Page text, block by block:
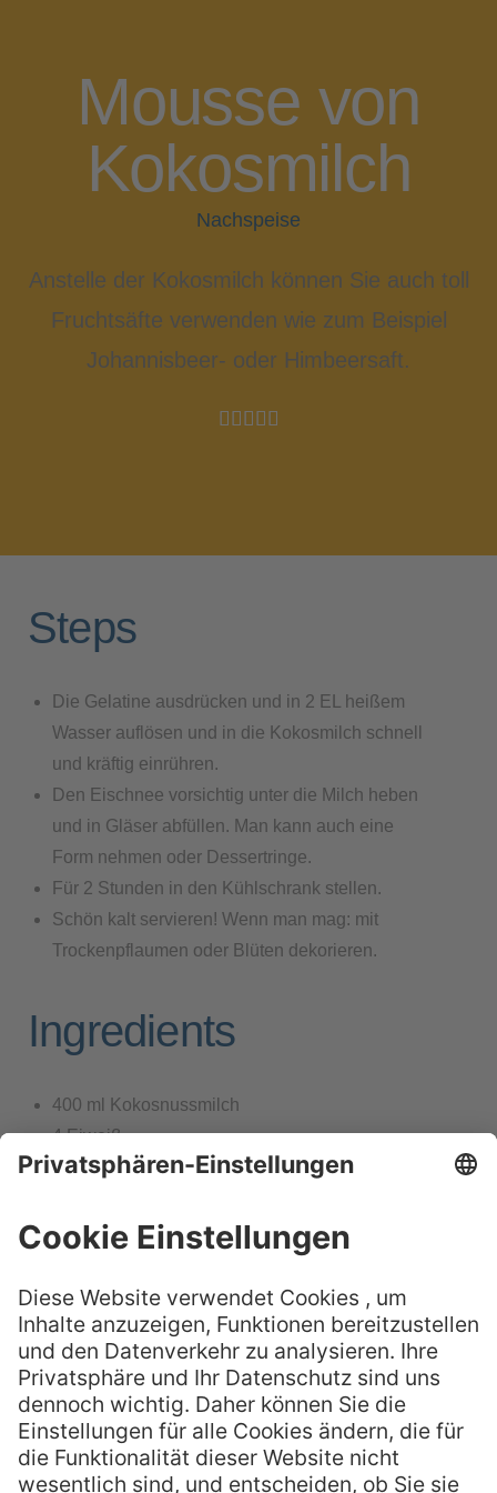
Mousse von
Kokosmilch
Nachspeise
Anstelle der Kokosmilch können Sie auch toll
Fruchtsäfte verwenden wie zum Beispiel
Johannisbeer- oder Himbeersaft.

Steps
Die Gelatine ausdrücken und in 2 EL heißem
Wasser auflösen und in die Kokosmilch schnell
und kräftig einrühren.
Den Eischnee vorsichtig unter die Milch heben
und in Gläser abfüllen. Man kann auch eine
Form nehmen oder Dessertringe.
Für 2 Stunden in den Kühlschrank stellen.
Schön kalt servieren! Wenn man mag: mit
Trockenpflaumen oder Blüten dekorieren.
Ingredients
400 ml Kokosnussmilch
4 Eiweiß
6 EL Zucker